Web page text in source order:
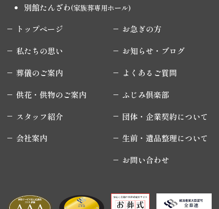
別館たんざわ(家族葬専用ホール)
トップページ
私たちの思い
葬儀のご案内
供花・供物のご案内
スタッフ紹介
会社案内
お急ぎの方
お知らせ・ブログ
よくあるご質問
ふじみ倶楽部
団体・企業契約について
生前・遺品整理について
お問い合わせ